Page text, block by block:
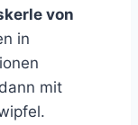
von
in
mit